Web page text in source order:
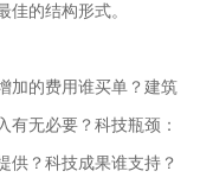
佳的结构形式。
的费用谁买单？建筑
有无必要？科技瓶颈：
供？科技成果谁支持？